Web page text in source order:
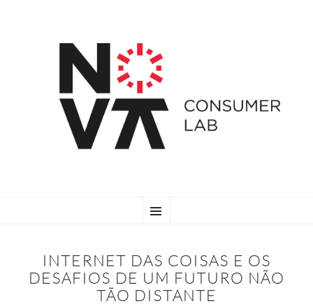
TO
INTERNET DAS COISAS E OS
DESAFIOS DE UM FUTURO NÃO
TÃO DISTANTE